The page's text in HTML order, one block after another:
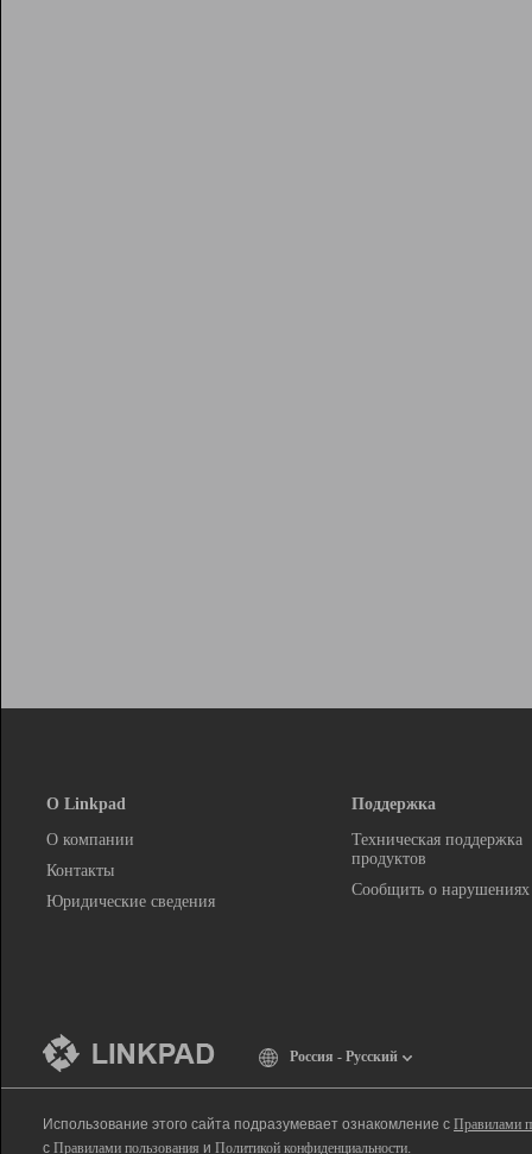
О Linkpad
О компании
Контакты
Юридические сведения
Поддержка
Техническая поддержка
продуктов
Сообщить о нарушениях
Россия - Русский
Использование этого сайта подразумевает ознакомление с Правилами
с Правилами пользования и Политикой конфиденциальности.